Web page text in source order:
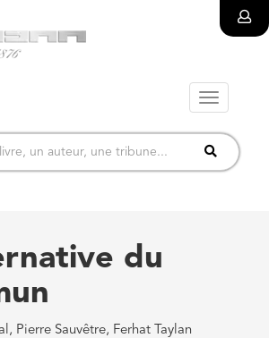
Toggle
du
Pierre Sauvêtre, Ferhat Taylan